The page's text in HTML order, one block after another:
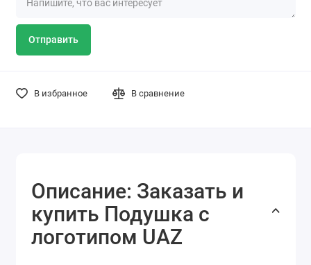
Отправить
В избранное В сравнение
Описание: Заказать и
купить Подушка с
логотипом UAZ